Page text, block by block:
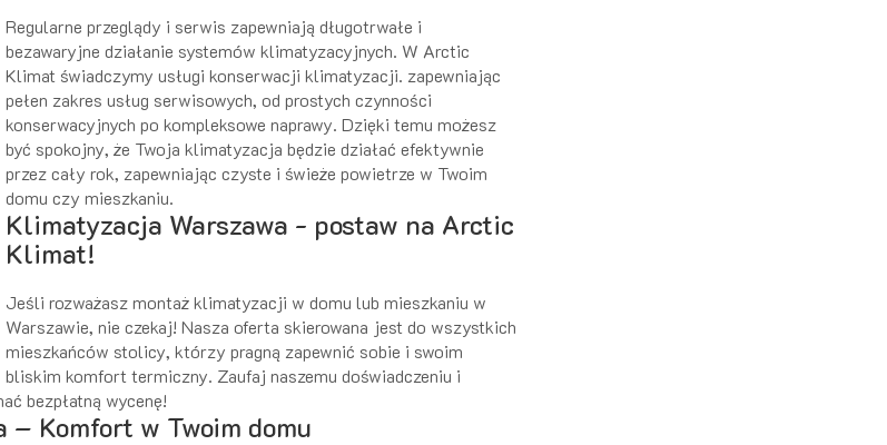
Regularne przeglądy i serwis zapewniają długotrwałe i
bezawaryjne działanie systemów klimatyzacyjnych. W Arctic
Klimat świadczymy usługi konserwacji klimatyzacji. zapewniając
pełen zakres usług serwisowych, od prostych czynności
konserwacyjnych po kompleksowe naprawy. Dzięki temu możesz
być spokojny, że Twoja klimatyzacja będzie działać efektywnie
przez cały rok, zapewniając czyste i świeże powietrze w Twoim
domu czy mieszkaniu.
Klimatyzacja Warszawa - postaw na Arctic
Klimat!
Jeśli rozważasz montaż klimatyzacji w domu lub mieszkaniu w
Warszawie, nie czekaj! Nasza oferta skierowana jest do wszystkich
mieszkańców stolicy, którzy pragną zapewnić sobie i swoim
bliskim komfort termiczny. Zaufaj naszemu doświadczeniu i
bezpłatną wycenę!
Komfort w Twoim domu